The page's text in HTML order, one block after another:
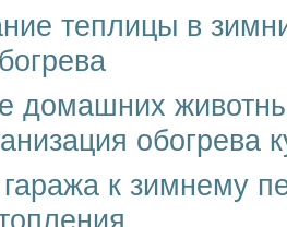
теплицы в
домашних
обогрева
гаража к зимнему